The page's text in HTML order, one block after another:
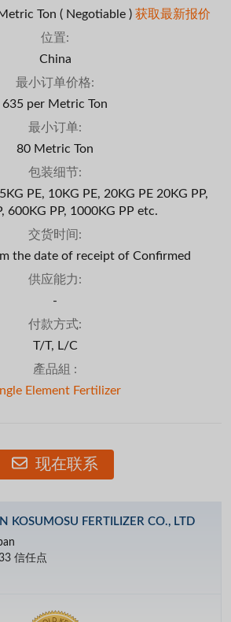
Ton ( Negotiable ) 获取最新报价
位置:
China
最小订单价格:
635 per Metric Ton
最小订单:
80 Metric Ton
包装细节:
PE, 10KG PE, 20KG PE 20KG PP,
600KG PP, 1000KG PP etc.
交货时间:
the date of receipt of Confirmed
供应能力:
-
付款方式:
T/T, L/C
產品組 :
Element Fertilizer
现在联系
KOSUMOSU FERTILIZER CO., LTD
信任点